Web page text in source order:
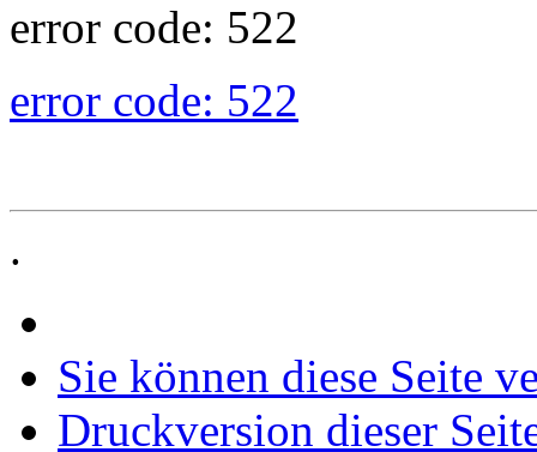
error code: 522
error code: 522
.
Sie können diese Seite
Druckversion dieser